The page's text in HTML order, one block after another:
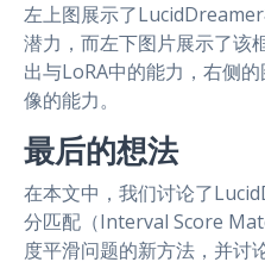
左上图展示了
潜力，而左下图片展示了该
出与LoRA中的能力，右侧
像的能力。
最后的想法
在本文中，我们讨论了
分匹配（Interval Score
度平滑问题的新方法，并讨